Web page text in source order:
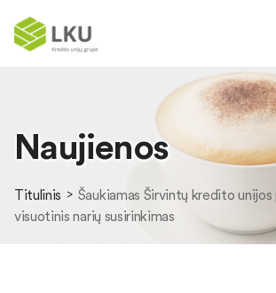
Naujienos
Titulinis
Šaukiamas Širvintų kredito
visuotinis narių susirinkimas